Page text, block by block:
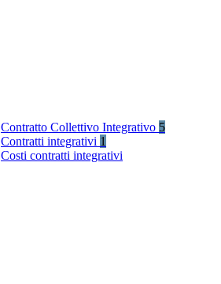
Contratto Collettivo Integrativo 5
Contratti integrativi 1
Costi contratti integrativi